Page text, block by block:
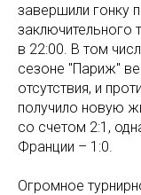
завершили гонку
заключительного
в 22:00. В том
сезоне "Париж"
отсутствия, и
получило новую
со счетом 2:1,
Франции – 1:0.
Огромное